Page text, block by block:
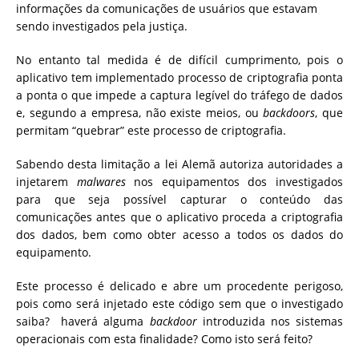
informações da comunicações de usuários que estavam
sendo investigados pela justiça.
No entanto tal medida é de difícil cumprimento, pois o
aplicativo tem implementado processo de criptografia ponta
a ponta o que impede a captura legível do tráfego de dados
e, segundo a empresa, não existe meios, oubackdoors, que
permitam “quebrar” este processo de criptografia.
Sabendo desta limitação a lei Alemã autoriza autoridades a
injetarem malwaresnos equipamentos dos investigados
para que seja possível capturar o conteúdo das
comunicações antes que o aplicativo proceda a criptografia
dos dados, bem como obter acesso a todos os dados do
equipamento.
Este processo é delicado e abre um procedente perigoso,
pois como será injetado este código sem que o investigado
saiba? haverá alguma backdoorintroduzida nos sistemas
operacionais com esta finalidade? Como isto será feito?